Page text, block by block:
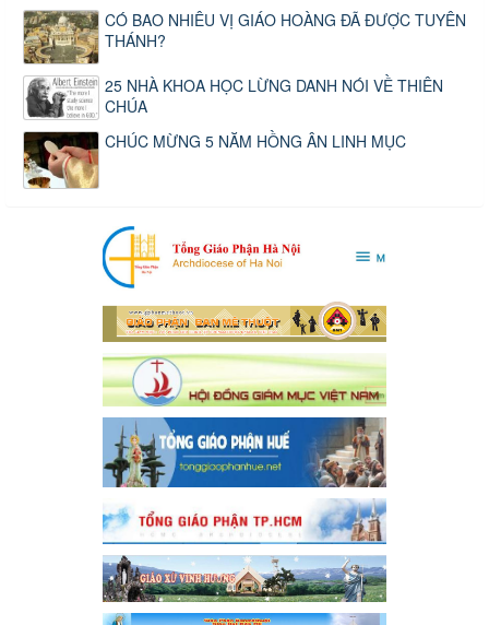
CÓ BAO NHIÊU VỊ GIÁO HOÀNG ĐÃ ĐƯỢC TUYÊN
THÁNH?
25 NHÀ KHOA HỌC LỪNG DANH NÓI VỀ THIÊN
CHÚA
CHÚC MỪNG 5 NĂM HỒNG ÂN LINH MỤC